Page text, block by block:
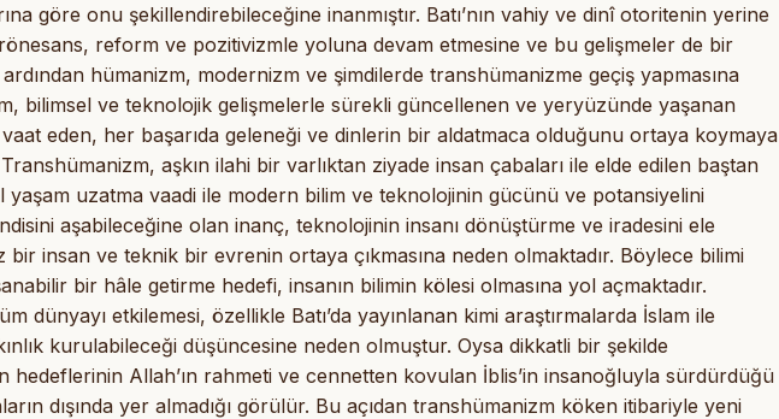
göre onu şekillendirebileceğine inanmıştır. Batı’nın vahiy ve dinî otoritenin yerine
reform ve pozitivizmle yoluna devam etmesine ve bu gelişmeler de bir
hümanizm, modernizm ve şimdilerde transhümanizme geçiş yapmasına
bilimsel ve teknolojik gelişmelerle sürekli güncellenen ve yeryüzünde yaşanan
eden, her başarıda geleneği ve dinlerin bir aldatmaca olduğunu ortaya koymaya
aşkın ilahi bir varlıktan ziyade insan çabaları ile elde edilen baştan
yaşam uzatma vaadi ile modern bilim ve teknolojinin gücünü ve potansiyelini
aşabileceğine olan inanç, teknolojinin insanı dönüştürme ve iradesini ele
insan ve teknik bir evrenin ortaya çıkmasına neden olmaktadır. Böylece bilimi
bir hâle getirme hedefi, insanın bilimin kölesi olmasına yol açmaktadır.
dünyayı etkilemesi, özellikle Batı’da yayınlanan kimi araştırmalarda İslam ile
kurulabileceği düşüncesine neden olmuştur. Oysa dikkatli bir şekilde
hedeflerinin Allah’ın rahmeti ve cennetten kovulan İblis’in insanoğluyla sürdürdüğü
dışında yer almadığı görülür. Bu açıdan transhümanizm köken itibariyle yeni